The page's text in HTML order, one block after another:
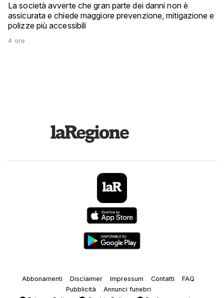
La società avverte che gran parte dei danni non è
assicurata e chiede maggiore prevenzione, mitigazione e
polizze più accessibili
4 ore
Abbonamenti Disclaimer Impressum Contatti
FAQ
Pubblicità
Annunci funebri